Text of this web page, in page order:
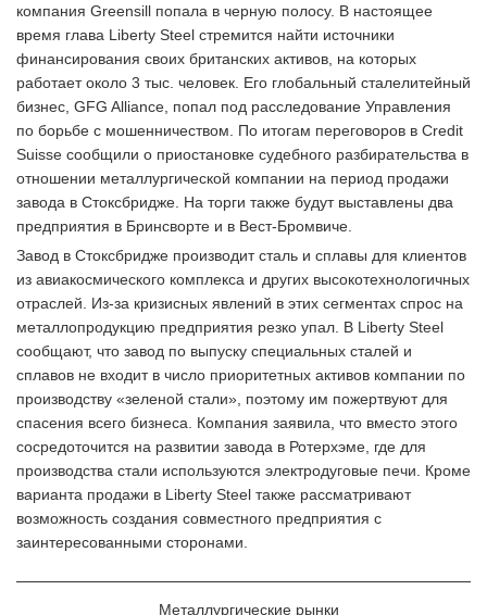
компания Greensill попала в черную полосу. В настоящее
время глава Liberty Steel стремится найти источники
финансирования своих британских активов, на которых
работает около 3 тыс. человек. Его глобальный сталелитейный
бизнес, GFG Alliance, попал под расследование Управления
по борьбе с мошенничеством. По итогам переговоров в Credit
Suisse сообщили о приостановке судебного разбирательства в
отношении металлургической компании на период продажи
завода в Стоксбридже. На торги также будут выставлены два
предприятия в Бринсворте и в Вест-Бромвиче.
Завод в Стоксбридже производит сталь и сплавы для клиентов
из авиакосмического комплекса и других высокотехнологичных
отраслей. Из-за кризисных явлений в этих сегментах спрос на
металлопродукцию предприятия резко упал. В Liberty Steel
сообщают, что завод по выпуску специальных сталей и
сплавов не входит в число приоритетных активов компании по
производству «зеленой стали», поэтому им пожертвуют для
спасения всего бизнеса. Компания заявила, что вместо этого
сосредоточится на развитии завода в Ротерхэме, где для
производства стали используются электродуговые печи. Кроме
варианта продажи в Liberty Steel также рассматривают
возможность создания совместного предприятия с
заинтересованными сторонами.
Металлургические рынки